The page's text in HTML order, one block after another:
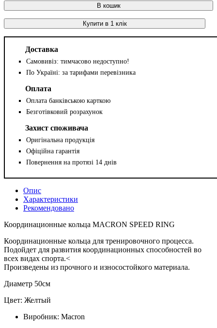
В кошик
Купити в 1 клік
Доставка
Самовивіз: тимчасово недоступно!
По Україні: за тарифами перевізника
Оплата
Оплата банківською карткою
Безготівковий розрахунок
Захист споживача
Оригінальна продукція
Офіційна гарантія
Повернення на протязі 14 днів
Опис
Характеристики
Рекомендовано
Координационные кольца MACRON SPEED RING
Координационные кольца для тренировочного процесса.
Подойдет для развития координационных способностей во
всех видах спорта.<
Произведены из прочного и износостойкого материала.
Диаметр 50см
Цвет: Желтый
Виробник: Macron